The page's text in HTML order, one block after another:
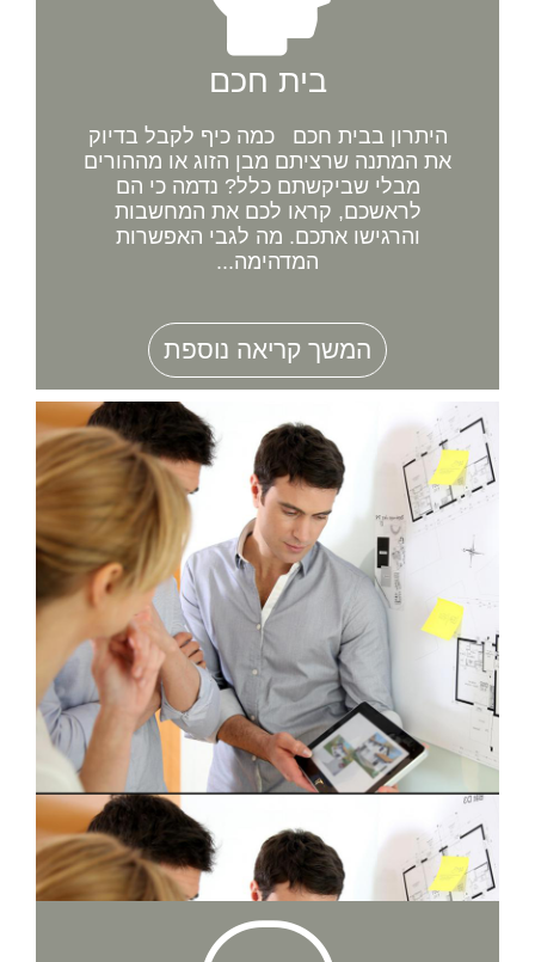
בית חכם
היתרון בבית חכם כמה כיף לקבל בדיוק
את המתנה שרציתם מבן הזוג או מההורים
מבלי שביקשתם כלל? נדמה כי הם
לראשכם, קראו לכם את המחשבות
והרגישו אתכם. מה לגבי האפשרות
המדהימה...
המשך קריאה נוספת